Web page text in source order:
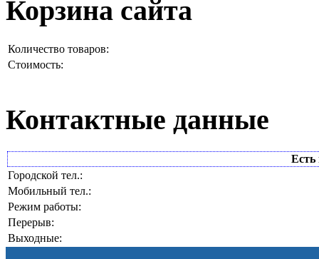
Корзина сайта
Количество товаров:
Стоимость:
Контактные данные
Есть
Городской тел.:
Мобильный тел.:
Режим работы:
Перерыв:
Выходные: